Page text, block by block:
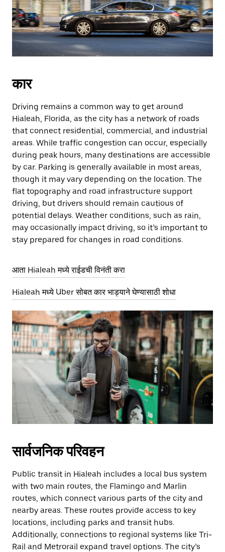
कार
Driving remains a common way to get around
Hialeah, Florida, as the city has a network of roads
that connect residential, commercial, and industrial
areas. While traffic congestion can occur, especially
during peak hours, many destinations are accessible
by car. Parking is generally available in most areas,
though it may vary depending on the location. The
flat topography and road infrastructure support
driving, but drivers should remain cautious of
potential delays. Weather conditions, such as rain,
may occasionally impact driving, so it’s important to
stay prepared for changes in road conditions.
आता Hialeah मध्ये राईडची विनंती करा
Hialeah मध्ये Uber सोबत कार भाड्याने घेण्यासाठी शोधा
सार्वजनिक परिवहन
Public transit in Hialeah includes a local bus system
with two main routes, the Flamingo and Marlin
routes, which connect various parts of the city and
nearby areas. These routes provide access to key
locations, including parks and transit hubs.
Additionally, connections to regional systems like Tri-
Rail and Metrorail expand travel options. The city’s